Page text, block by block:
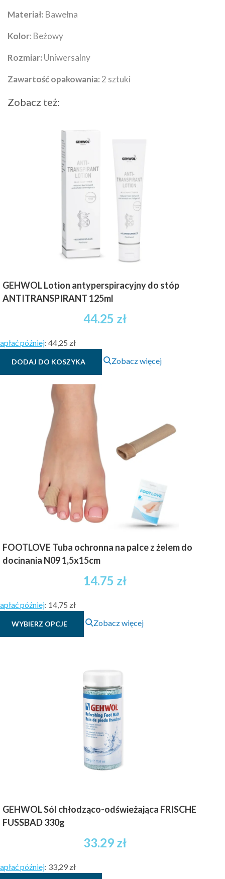
Materiał: Bawełna
Kolor: Beżowy
Rozmiar: Uniwersalny
Zawartość opakowania: 2 sztuki
Zobacz też:
GEHWOL Lotion antyperspiracyjny do stóp
ANTITRANSPIRANT 125ml
44.25 zł
później: 44,25 zł
DODAJ DO KOSZYKA Zobacz więcej
FOOTLOVE Tuba ochronna na palce z żelem do
docinania N09 1,5x15cm
14.75 zł
później: 14,75 zł
WYBIERZ OPCJE
Ten
produkt
można
wybrać
na
stronie
produktu
Zobacz więcej
GEHWOL Sól chłodząco-odświeżająca FRISCHE
FUSSBAD 330g
33.29 zł
później: 33,29 zł